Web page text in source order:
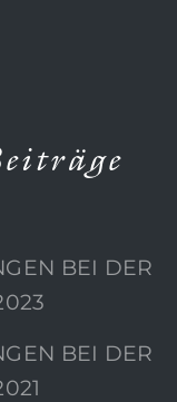
BEI DER
BEI DER